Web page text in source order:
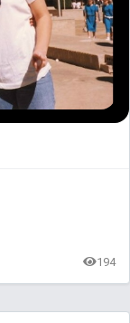
194